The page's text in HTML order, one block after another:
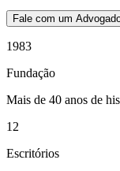
Fale com um
1983
Fundação
Mais de 40 anos de
12
Escritórios